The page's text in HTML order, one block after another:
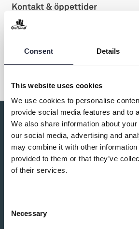
Consent Details
This website uses cookies
We use cookies to personalise
provide social media features and to
We also share information about
our social media, advertising and
may combine it with other information
provided to them or that they’ve
of their services.
Selection
Necessary
Kontakt & öppettider
Dela
Du kanske också är